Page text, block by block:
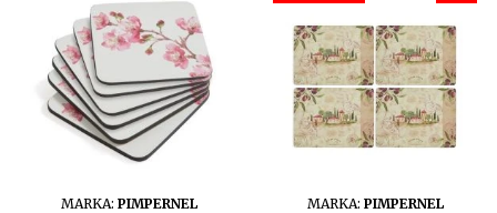
DO KOSZYKA
MARKA: PIMPERNEL DO KOSZYKA
MARKA: PIMPERNEL